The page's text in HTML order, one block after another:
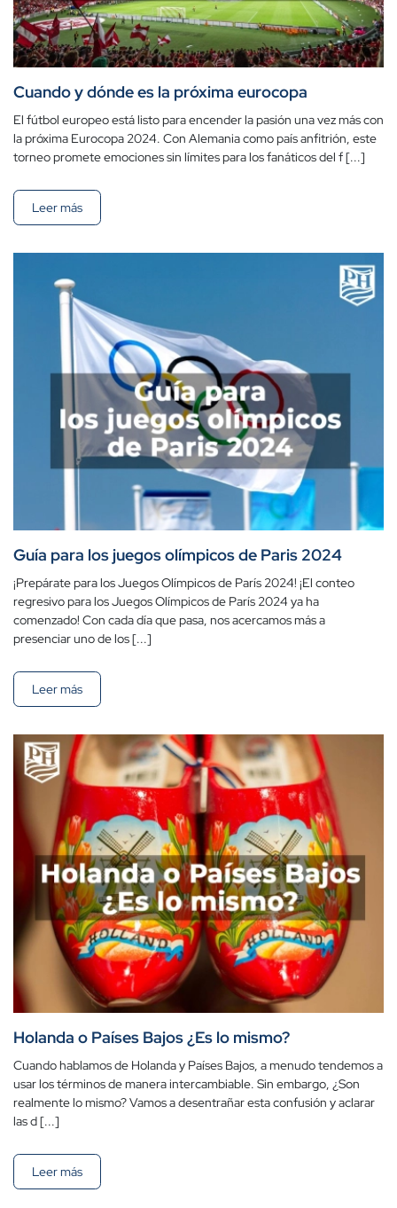
Cuando y dónde es la próxima eurocopa
El fútbol europeo está listo para encender la pasión una vez más con
la próxima Eurocopa 2024. Con Alemania como país anfitrión, este
torneo promete emociones sin límites para los fanáticos del f [...]
Leer más
Guía para los juegos olímpicos de Paris 2024
¡Prepárate para los Juegos Olímpicos de París 2024! ¡El conteo
regresivo para los Juegos Olímpicos de París 2024 ya ha
comenzado! Con cada día que pasa, nos acercamos más a
presenciar uno de los [...]
Leer más
Holanda o Países Bajos ¿Es lo mismo?
Cuando hablamos de Holanda y Países Bajos, a menudo tendemos a
usar los términos de manera intercambiable. Sin embargo, ¿Son
realmente lo mismo? Vamos a desentrañar esta confusión y aclarar
las d [...]
Leer más